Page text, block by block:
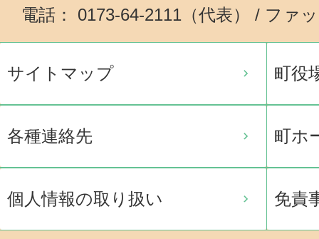
電話： 0173-64-2111（代表） / ファ
サイトマップ 町役
各種連絡先 町ホ
個人情報の取り扱い 免責